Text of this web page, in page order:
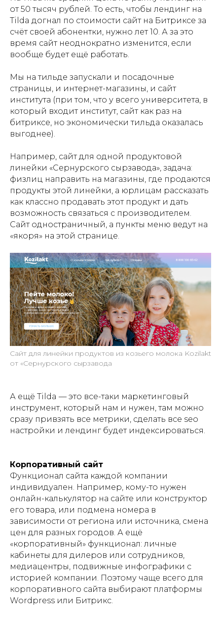
от 50 тысяч рублей. То есть, чтобы лендинг на
Tilda догнал по стоимости сайт на Битриксе за
счёт своей абонентки, нужно лет 10. А за это
время сайт неоднократно изменится, если
вообще будет ещё работать.
Мы на тильде запускали и посадочные
страницы, и интернет-магазины, и сайт
института (при том, что у всего университета, в
который входит институт, сайт как раз на
битриксе, но экономически тильда оказалась
выгоднее).
Например, сайт для одной продуктовой
линейки «Сернурского сырзавода», задача:
физлиц направить на магазины, где продаются
продукты этой линейки, а юрлицам рассказать
как классно продавать этот продукт и дать
возможность связаться с производителем.
Сайт одностраничный, а пункты меню ведут на
«якоря» на этой странице.
Сайт для линейки продуктов из козьего молока Kozilakt
от «Сернурского сырзавода
А ещё Tilda — это все-таки маркетинговый
инструмент, который нам и нужен, там можно
сразу привзять все метрики, сделать все seo
настройки и лендинг будет индексироваться.
Корпоративный сайт
Функционал сайта каждой компании
индивидуален. Например, кому-то нужен
онлайн-калькулятор на сайте или конструктор
его товара, или подмена номера в
зависимости от региона или источника, смена
цен для разных городов. А ещё
«корпоративный» функционал: личные
кабинеты для дилеров или сотрудников,
медиацентры, подвижные инфографики с
историей компании. Поэтому чаще всего для
корпоративного сайта выбирают платформы
Wordpress или Битрикс.